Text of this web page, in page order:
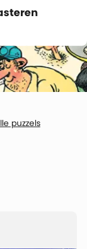
puzzels